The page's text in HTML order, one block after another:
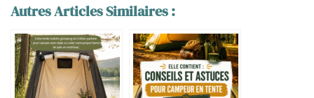
Autres Articles Similaires :